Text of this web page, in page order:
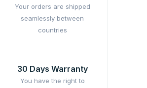
Your orders are shipped
seamlessly between
countries
30 Days Warranty
You have the right to